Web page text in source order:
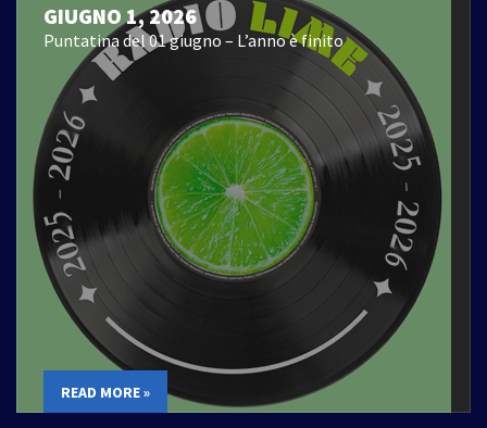
GIUGNO 1, 2026
Puntatina del 01 giugno – L’anno è finito
READ MORE »